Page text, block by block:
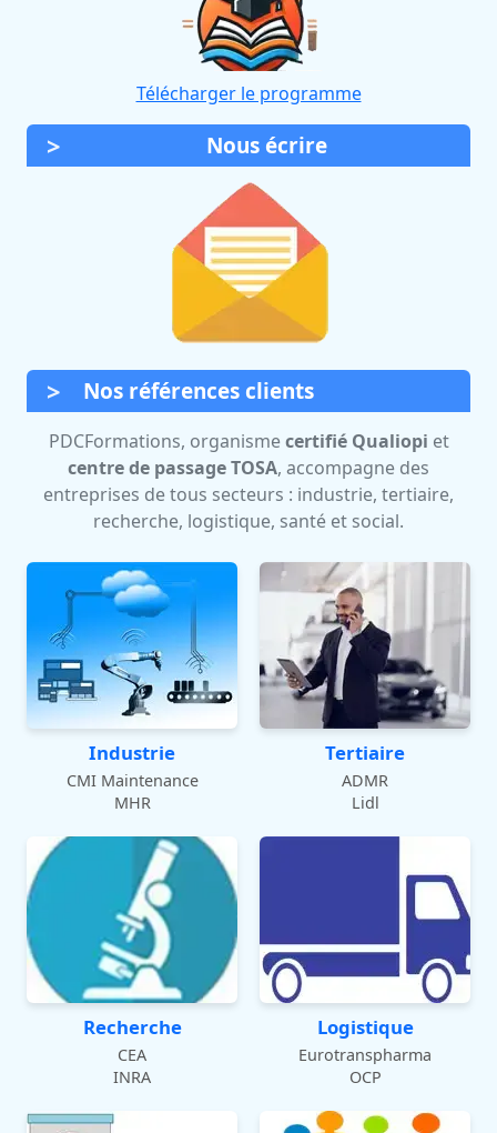
Télécharger le programme
Nous écrire
Nos références clients
PDCFormations, organismecertifié Qualiopi et
centre de passage TOSA, accompagne des
entreprises de tous secteurs : industrie, tertiaire,
recherche, logistique, santé et social.
Industrie
CMI Maintenance
MHR
Tertiaire
ADMR
Lidl
Recherche
CEA
INRA
Logistique
Eurotranspharma
OCP